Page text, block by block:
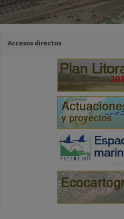
Accesos directos